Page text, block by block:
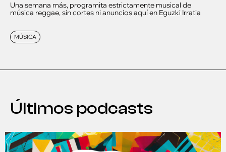
Una semana más, programita estrictamente musical de
música reggae, sin cortes ni anuncios aquí en Eguzki Irratia
MÚSICA
Últimos podcasts